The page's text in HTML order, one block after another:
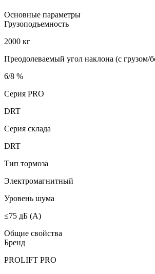
Основные параметры
Грузоподъемность
2000 кг
Преодолеваемый угол наклона (с грузом/
6/8 %
Серия PRO
DRT
Серия склада
DRT
Тип тормоза
Электромагнитный
Уровень шума
≤75 дБ (А)
Общие свойства
Бренд
PROLIFT PRO